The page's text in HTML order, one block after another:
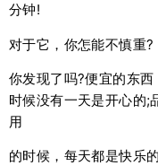
分钟!
对于它，你怎能不慎重?
你发现了吗?便宜的东
时候没有一天是开心的;
用
的时候，每天都是快乐